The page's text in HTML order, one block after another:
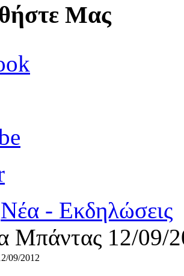
Μας
Νέα - Εκδηλώσεις
Μπάντας 12/09/
09/2012